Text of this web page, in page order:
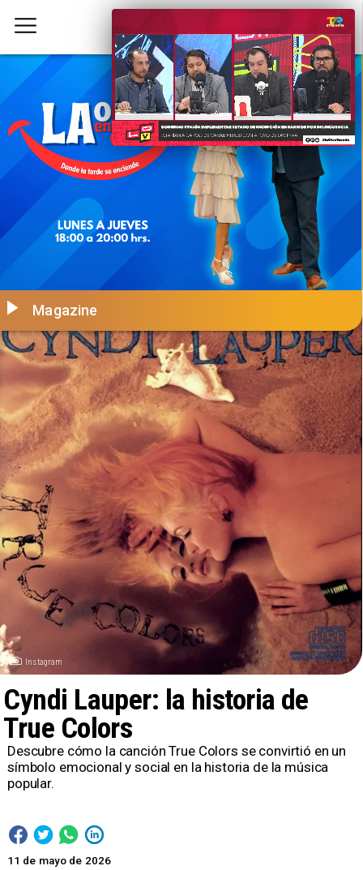
Instagram
Cyndi Lauper: la historia de
True Colors
Magazine
11 de mayo de 2026
Descubre cómo la canción True Colors se convirtió en un
símbolo emocional y social en la historia de la música
popular.